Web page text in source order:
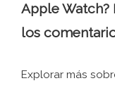
Apple Watch?
los
Explorar más